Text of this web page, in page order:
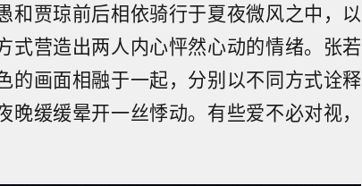
和贾琼前后相依骑行于夏夜微风之中，以
式营造出两人内心怦然心动的情绪。张若
的画面相融于一起，分别以不同方式诠释
缓缓晕开一丝悸动。有些爱不必对视，